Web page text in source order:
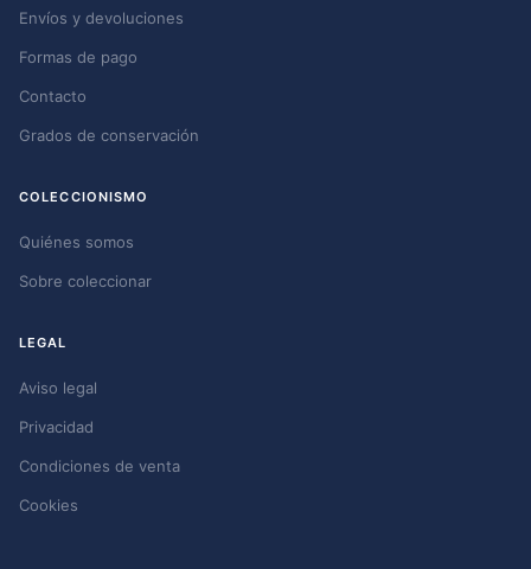
Envíos y devoluciones
Formas de pago
Contacto
Grados de conservación
COLECCIONISMO
Quiénes somos
Sobre coleccionar
LEGAL
Aviso legal
Privacidad
Condiciones de venta
Cookies